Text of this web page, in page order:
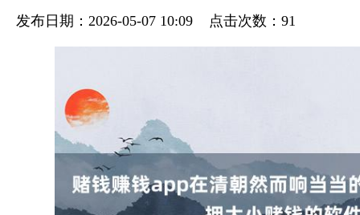
发布日期：2026-05-07 10:09 点击次数：91